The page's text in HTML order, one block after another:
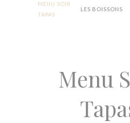
MENU SOIR
TAPAS
LES BOISSONS
Menu